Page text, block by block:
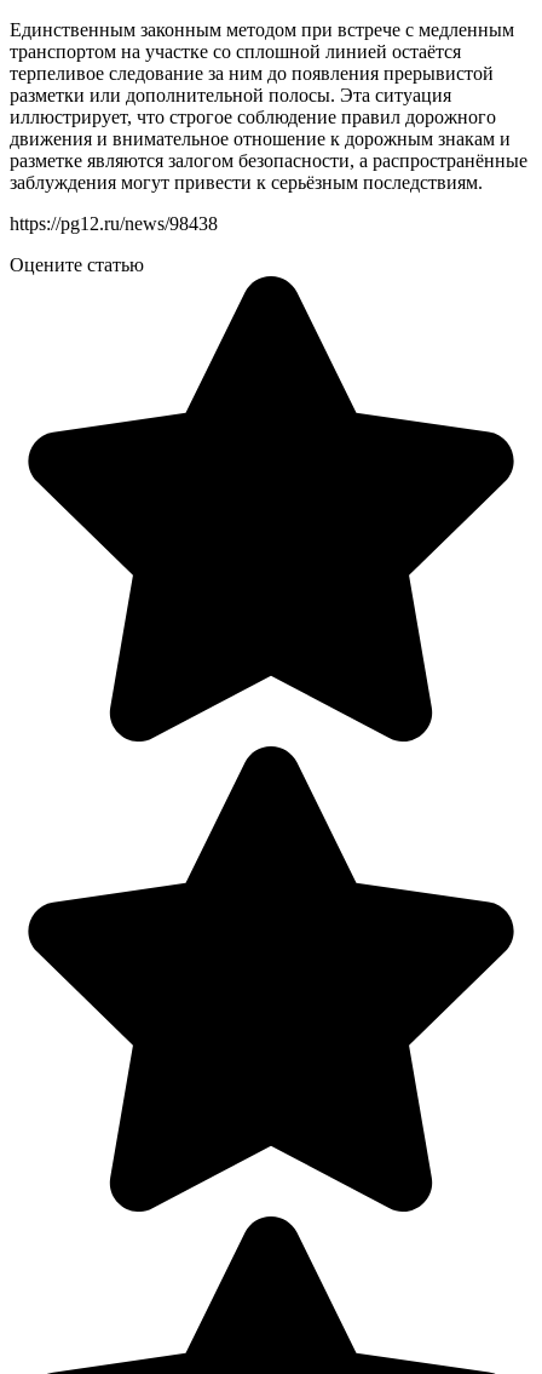
Единственным законным методом при встрече с медленным
транспортом на участке со сплошной линией остаётся
терпеливое следование за ним до появления прерывистой
разметки или дополнительной полосы. Эта ситуация
иллюстрирует, что строгое соблюдение правил дорожного
движения и внимательное отношение к дорожным знакам и
разметке являются залогом безопасности, а распространённые
заблуждения могут привести к серьёзным последствиям.
https://pg12.ru/news/98438
Оцените статью